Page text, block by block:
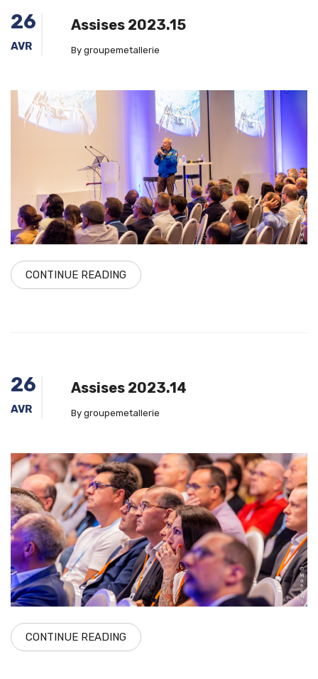
26
AVR
Assises 2023.15
By groupemetallerie
CONTINUE READING
26
AVR
Assises 2023.14
By groupemetallerie
CONTINUE READING